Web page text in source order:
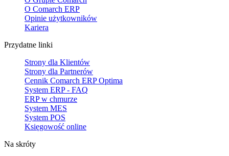
O Comarch ERP
Opinie użytkowników
Kariera
Przydatne linki
Strony dla Klientów
Strony dla Partnerów
Cennik Comarch ERP Optima
System ERP - FAQ
ERP w chmurze
System MES
System POS
Księgowość online
Na skróty